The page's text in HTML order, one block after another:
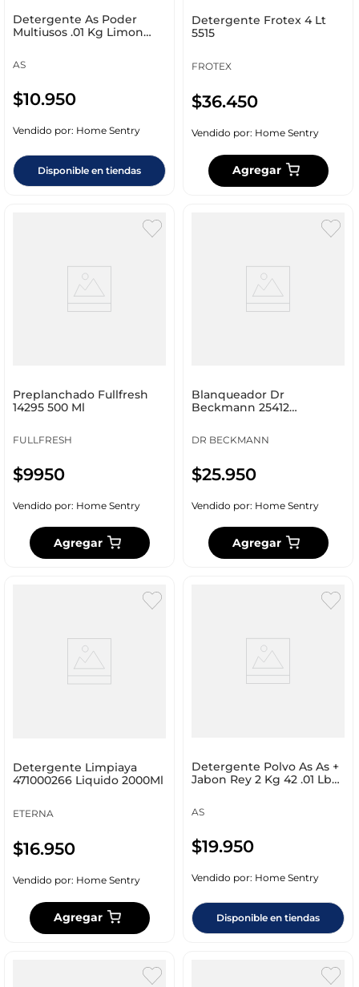
Detergente As Poder
Multiusos .01 Kg Limon
AS
$10.950
Vendido por: Home Sentry
Disponible en tiendas
Detergente Frotex 4 Lt
5515
FROTEX
$36.450
Vendido por: Home Sentry
Agregar
Preplanchado Fullfresh
14295 500 Ml
FULLFRESH
$9950
Vendido por: Home Sentry
Agregar
Blanqueador Dr
Beckmann 25412
DR BECKMANN
$25.950
Vendido por: Home Sentry
Agregar
Detergente Limpiaya
471000266 Liquido 2000Ml
ETERNA
$16.950
Vendido por: Home Sentry
Agregar
Detergente Polvo As As +
Jabon Rey 2 Kg 42 .01 Lb
AS
$19.950
Vendido por: Home Sentry
Disponible en tiendas